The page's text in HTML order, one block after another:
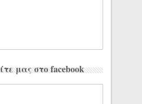
μας στο facebook